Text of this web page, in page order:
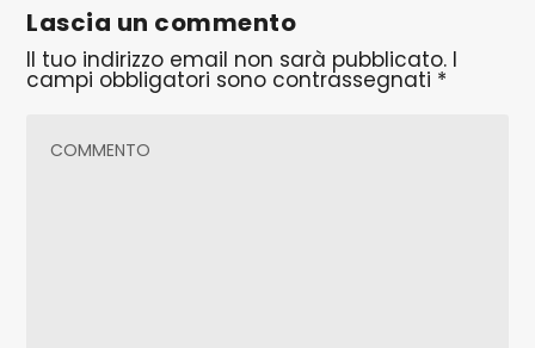
Lascia un commento
Il tuo indirizzo email non sarà pubblicato. I
campi obbligatori sono contrassegnati *